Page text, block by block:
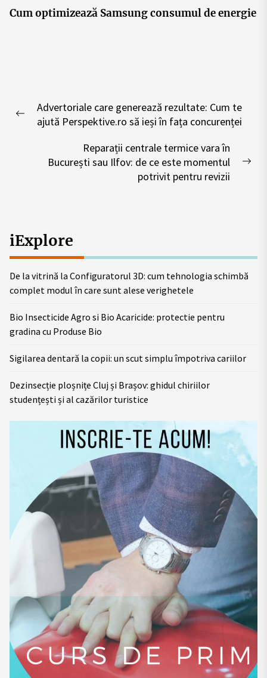
Cum optimizează Samsung consumul de energie
navigation
Previous
Advertoriale care generează rezultate: Cum te
ajută Perspektive.ro să ieși în fața concurenței
Reparații centrale termice vara în
București sau Ilfov: de ce este momentul
potrivit pentru revizii
iExplore
De la vitrină la Configuratorul 3D: cum tehnologia schimbă
complet modul în care sunt alese verighetele
Bio Insecticide Agro si Bio Acaricide: protectie pentru
gradina cu Produse Bio
Sigilarea dentară la copii: un scut simplu împotriva cariilor
Dezinsecție ploșnițe Cluj și Brașov: ghidul chiriilor
studențești și al cazărilor turistice